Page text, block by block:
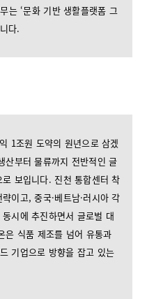
는 ‘문화 기반 생활플랫폼 그
다.
1조원 도약의 원년으로 삼겠
산부터 물류까지 전반적인 글
보입니다. 진천 통합센터 착
이고, 중국·베트남·러시아 각
시에 추진하면서 글로벌 대
은 식품 제조를 넘어 유통과
기업으로 방향을 잡고 있는